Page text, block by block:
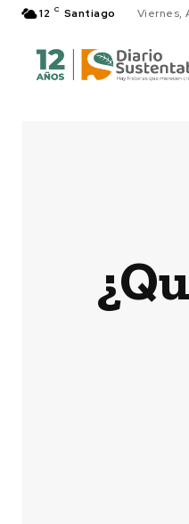
12 C Santiago Viernes,